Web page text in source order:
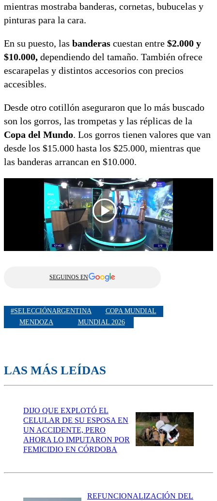
mientras mostraba banderas, cornetas, bubucelas y
pinturas para la cara.
En su puesto, las banderas cuestan entre $2.000 y
$10.000, dependiendo del tamaño. También ofrece
escarapelas y distintos accesorios con precios
accesibles.
Desde otro cotillón aseguraron que lo más buscado
son los gorros, las trompetas y las réplicas de la
Copa del Mundo. Los gorros tienen valores que van
desde los $15.000 hasta los $25.000, mientras que
las banderas arrancan en $10.000.
SEGUINOS EN
#SELECCIÓNARGENTINA
COPA MUNDIAL
MENDOZA
MUNDIAL 2026
LAS MÁS LEÍDAS
DIJO QUE EXPLOTÓ EL
CELULAR DE SU ESPOSA EN
UN ACCIDENTE, PERO
AHORA LO IMPUTARON POR
FEMICIDIO EN CÓRDOBA
REFUNCIONALIZACIÓN DEL